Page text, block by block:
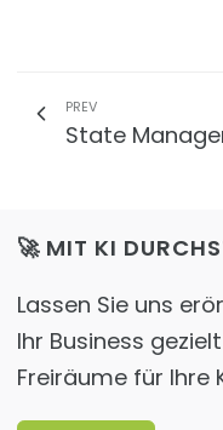
PREV
State
🚀 MIT KI
Lassen Sie uns
Ihr Business
Freiräume für Ihre